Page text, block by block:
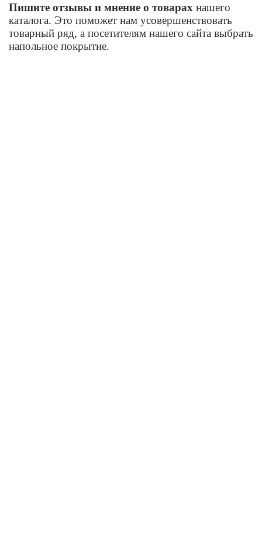
Пишите отзывы и мнение о товарах нашего
каталога. Это поможет нам усовершенствовать
товарный ряд, а посетителям нашего сайта выбрать
напольное покрытие.